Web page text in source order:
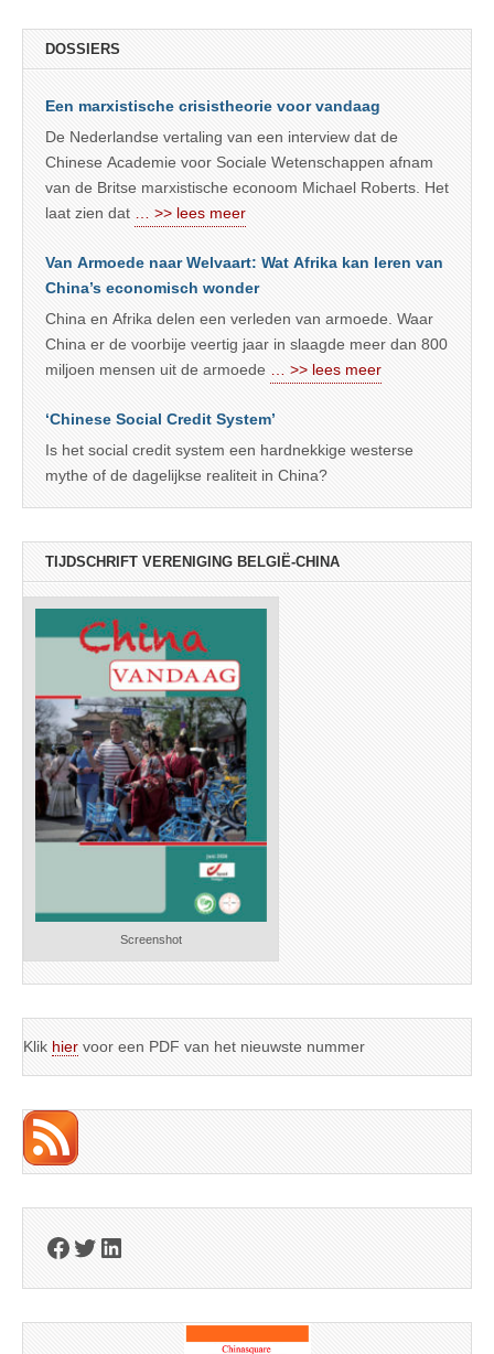
DOSSIERS
Een marxistische crisistheorie voor vandaag
De Nederlandse vertaling van een interview dat de
Chinese Academie voor Sociale Wetenschappen afnam
van de Britse marxistische econoom Michael Roberts. Het
laat zien dat
… >> lees meer
Van Armoede naar Welvaart: Wat Afrika kan leren van
China’s economisch wonder
China en Afrika delen een verleden van armoede. Waar
China er de voorbije veertig jaar in slaagde meer dan 800
miljoen mensen uit de armoede
… >> lees meer
‘Chinese Social Credit System’
Is het social credit system een hardnekkige westerse
mythe of de dagelijkse realiteit in China?
TIJDSCHRIFT VERENIGING BELGIË-CHINA
Screenshot
Klik hier voor een PDF van het nieuwste nummer
Facebook
Twitter
LinkedIn